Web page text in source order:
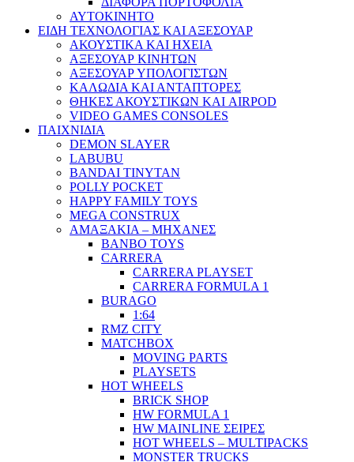
ΑΥΤΟΚΙΝΗΤΟ
ΕΙΔΗ ΤΕΧΝΟΛΟΓΙΑΣ ΚΑΙ ΑΞΕΣΟΥΑΡ
ΑΚΟΥΣΤΙΚΑ ΚΑΙ ΗΧΕΙΑ
ΑΞΕΣΟΥΑΡ ΚΙΝΗΤΩΝ
ΑΞΕΣΟΥΑΡ ΥΠΟΛΟΓΙΣΤΩΝ
ΚΑΛΩΔΙΑ ΚΑΙ ΑΝΤΑΠΤΟΡΕΣ
ΘΗΚΕΣ ΑΚΟΥΣΤΙΚΩΝ ΚΑΙ AIRPOD
VIDEO GAMES CONSOLES
ΠΑΙΧΝΙΔΙΑ
DEMON SLAYER
LABUBU
BANDAI TINYTAN
POLLY POCKET
HAPPY FAMILY TOYS
MEGA CONSTRUX
ΑΜΑΞΑΚΙΑ – ΜΗΧΑΝΕΣ
BANBO TOYS
CARRERA
CARRERA PLAYSET
CARRERA FORMULA 1
BURAGO
1:64
RMZ CITY
MATCHBOX
MOVING PARTS
PLAYSETS
HOT WHEELS
BRICK SHOP
HW FORMULA 1
HW MAINLINE ΣΕΙΡΕΣ
HOT WHEELS – MULTIPACKS
MONSTER TRUCKS